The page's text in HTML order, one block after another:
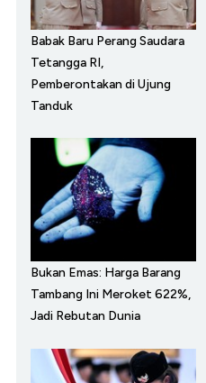
Babak Baru Perang Saudara
Tetangga RI,
Pemberontakan di Ujung
Tanduk
Bukan Emas: Harga Barang
Tambang Ini Meroket 622%,
Jadi Rebutan Dunia